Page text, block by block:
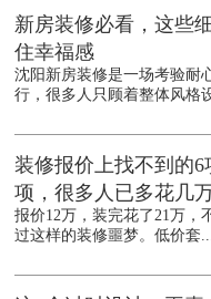
新房装修必看，这些
住幸福感
沈阳新房装修是一场考验耐
行，很多人只顾着整体风格
装修报价上找不到的6
项，很多人已多花几
报价12万，装完花了21万，
过这样的装修噩梦。低价套